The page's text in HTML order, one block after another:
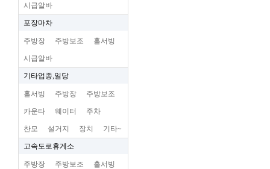
시급알바
포장마차
주방장 주방보조 홀서빙
시급알바
기타업종,일당
홀서빙 주방장 주방보조
카운타 웨이터 주차
찬모 설거지 장치 기타~
고속도로휴게소
주방장 주방보조 홀서빙